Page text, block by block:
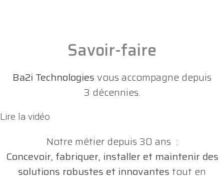
Savoir-faire
Ba2i Technologiesvous accompagne depuis
3 décennies.
Lire la vidéo
Notre métier depuis 30 ans :
Concevoir, fabriquer, installer et maintenir des
solutions robustes et innovantes tout en